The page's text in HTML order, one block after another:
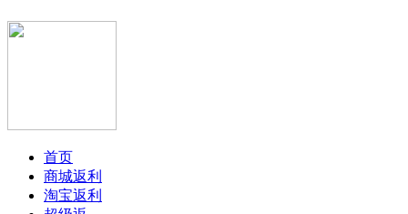
首页
商城返利
淘宝返利